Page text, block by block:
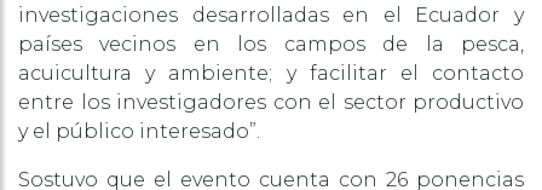
investigaciones desarrolladas en el Ecuador y
países vecinos en los campos de la pesca,
acuicultura y ambiente; y facilitar el contacto
entre los investigadores con el sector productivo
y el público interesado”.
Sostuvo que el evento cuenta con 26 ponencias